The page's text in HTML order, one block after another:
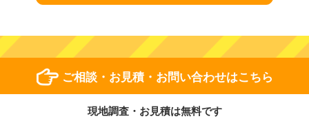
ご相談・お見積・お問い合わせはこちら
現地調査・お見積は無料です